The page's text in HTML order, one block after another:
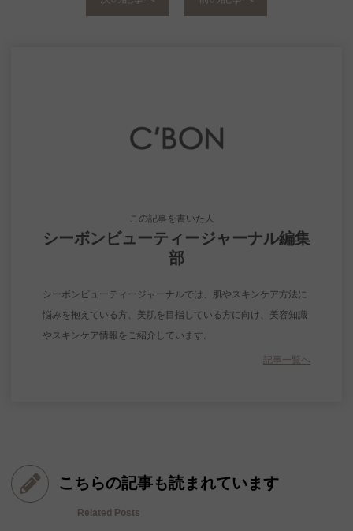
この記事を書いた人
シーボンビューティージャーナル編集
部
シーボンビューティージャーナルでは、肌やスキンケア方法に
悩みを抱えている方、美肌を目指している方に向け、美容知識
やスキンケア情報をご紹介しています。
記事一覧へ
こちらの記事も読まれています
Related Posts